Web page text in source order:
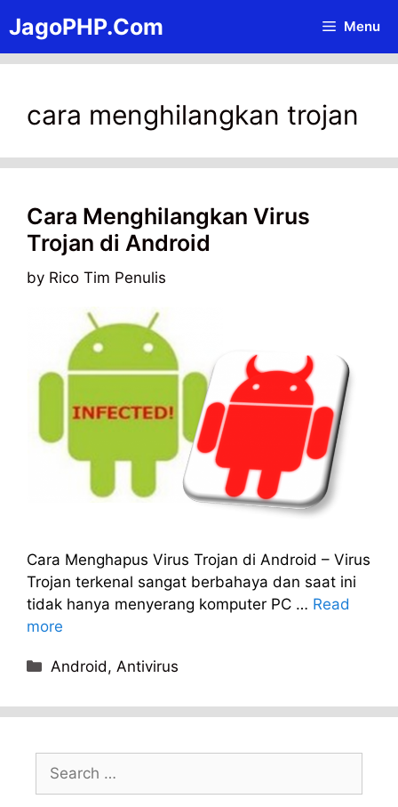
to
content
JagoPHP.Com Menu
cara menghilangkan trojan
Cara Menghilangkan Virus
Trojan di Android
by Rico Tim Penulis
Cara Menghapus Virus Trojan di Android – Virus
Trojan terkenal sangat berbahaya dan saat ini
tidak hanya menyerang komputer PC … Read
more
Categories
Android,Antivirus
Search
for: